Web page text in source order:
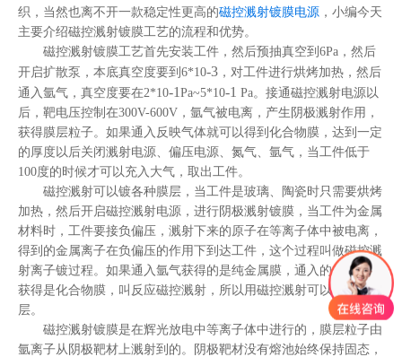
织，当然也离不开一款稳定性更高的磁控溅射镀膜电源 ，小编今天
主要介绍磁控溅射镀膜工艺的流程和优势。
磁控溅射镀膜工艺首先安装工件，然后预抽真空到6Pa，然后
开启扩散泵，本底真空度要到6*10-3 ，对工件进行烘烤加热，然后
通入氩气，真空度要在2*10-1 Pa~5*10-1 Pa。接通磁控溅射电源以
后，靶电压控制在300V-600V，氩气被电离，产生阴极溅射作用，
获得膜层粒子。如果通入反映气体就可以得到化合物膜，达到一定
的厚度以后关闭溅射电源、偏压电源、氮气、氩气，当工件低于
100度的时候才可以充入大气，取出工件。
磁控溅射可以镀各种膜层，当工件是玻璃、陶瓷时只需要烘烤
加热，然后开启磁控溅射电源，进行阴极溅射镀膜，当工件为金属
材料时，工件要接负偏压，溅射下来的原子在等离子体中被电离，
得到的金属离子在负偏压的作用下到达工件，这个过程叫做磁控溅
射离子镀过程。如果通入氩气获得的是纯金属膜，通入的反应气体
获得是化合物膜，叫反应磁控溅射，所以用磁控溅射可以镀各种膜
层。
磁控溅射镀膜是在辉光放电中等离子体中进行的，膜层粒子由
氩离子从阴极靶材上溅射到的。阴极靶材没有熔池始终保持固态，